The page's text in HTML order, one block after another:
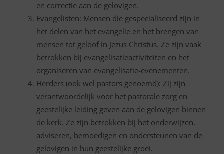
en correctie aan de gelovigen.
Evangelisten: Mensen die gespecialiseerd zijn in
het delen van het evangelie en het brengen van
mensen tot geloof in Jezus Christus. Ze zijn vaak
betrokken bij evangelisatieactiviteiten en het
organiseren van evangelisatie-evenementen.
Herders (ook wel pastors genoemd): Zij zijn
verantwoordelijk voor het pastorale zorg en
geestelijke leiding geven aan de gelovigen binnen
de kerk. Ze zijn betrokken bij het onderwijzen,
adviseren, bemoedigen en ondersteunen van de
gelovigen in hun geestelijke groei.